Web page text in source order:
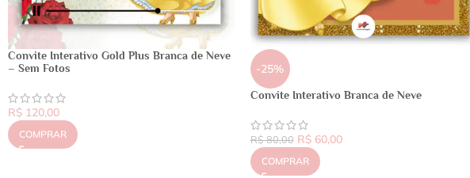
Convite Interativo Gold Plus Branca de Neve
– Sem Fotos
R$ 120,00
COMPRAR
-25%
Convite Interativo Branca de Neve
R$80,00 R$60,00
COMPRAR